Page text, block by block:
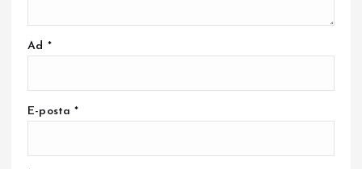
Ad *
E-posta*